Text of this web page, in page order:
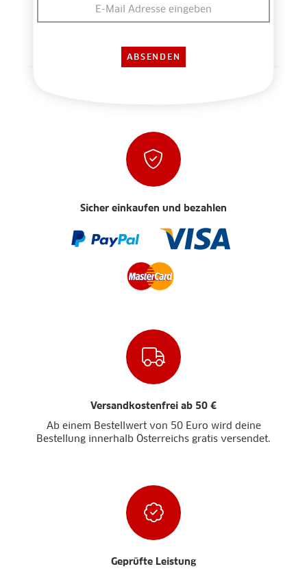
Sicher einkaufen und bezahlen
Versandkostenfrei ab 50 €
Ab einem Bestellwert von 50 Euro wird deine
Bestellung innerhalb Österreichs gratis versendet.
Geprüfte Leistung